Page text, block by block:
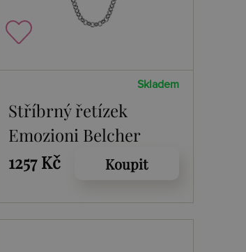
Skladem
Stříbrný řetízek
Emozioni Belcher
Silver 61
1257 Kč Koupit